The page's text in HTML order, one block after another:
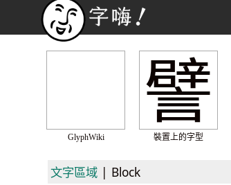
GlyphWiki
譬
裝置上的字型
文字區域 | Block